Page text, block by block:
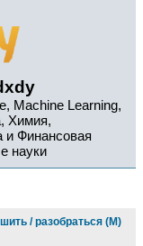
Machine Learning,
Химия,
и Финансовая
науки
/ разобраться (М)